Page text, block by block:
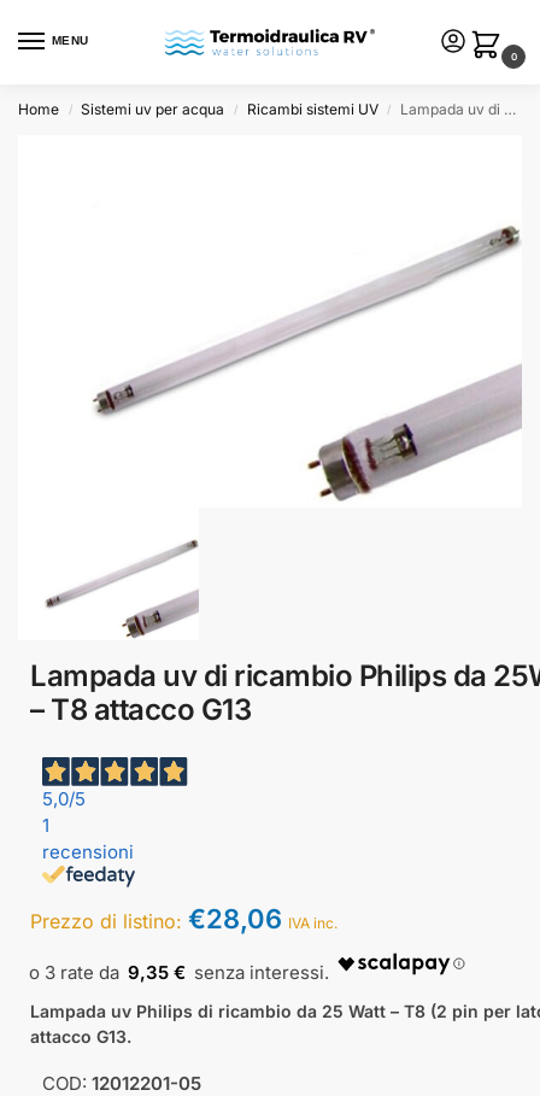
MENU
0
Home / Sistemi uv per acqua / Ricambi sistemi UV / Lampada uv di ricambio Philips da 25W – T8 attacco G13
Lampada uv di ricambio Philips da
– T8 attacco G13
5,0/5
1
recensioni
Prezzo di listino: €28,06 IVA inc.
9,35 €
Lampada uv Philips di ricambio da 25 Watt – T8 (2 pin per
attacco G13.
COD: 12012201-05